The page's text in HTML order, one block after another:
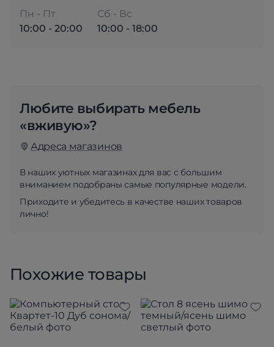
Пн - Пт
10:00 - 20:00
Сб - Вс
10:00 - 18:00
Любите выбирать мебель
«вживую»?
Адреса магазинов
В наших уютных магазинах для вас с большим
вниманием подобраны самые популярные модели.
Приходите и убедитесь в качестве наших товаров
лично!
Похожие товары